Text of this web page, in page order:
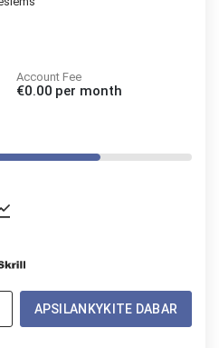
Account Fee
€0.00 per month
APSILANKYKITE DABAR